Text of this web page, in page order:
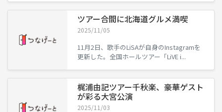
ツアー合間に北海道グルメ満喫
2025/11/05
11月2日、歌手のLiSAが自身のInstagramを
更新した。全国ホールツアー「LiVE i...
梶浦由記ツアー千秋楽、豪華ゲスト
が彩る大宮公演
2025/11/03